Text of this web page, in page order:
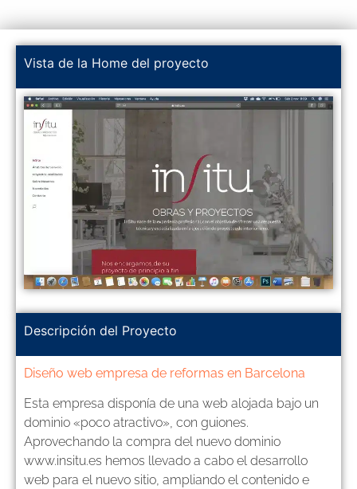
Vista de la Home del proyecto
Descripción del Proyecto
Diseño web empresa de reformas en Barcelona
Esta empresa disponía de una web alojada bajo un
dominio «poco atractivo», con guiones.
Aprovechando la compra del nuevo dominio
www.insitu.es hemos llevado a cabo el desarrollo
web para el nuevo sitio, ampliando el contenido e